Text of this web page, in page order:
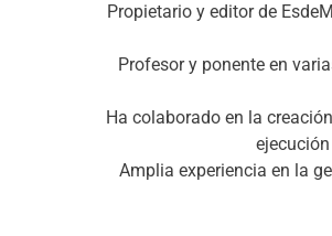
Propietario y editor de
Profesor y ponente en
Ha colaborado en la
Amplia experiencia en la